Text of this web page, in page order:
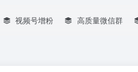
视频号增粉 高质量微信群